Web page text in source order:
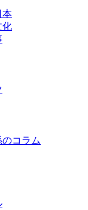
本
化
のコラム